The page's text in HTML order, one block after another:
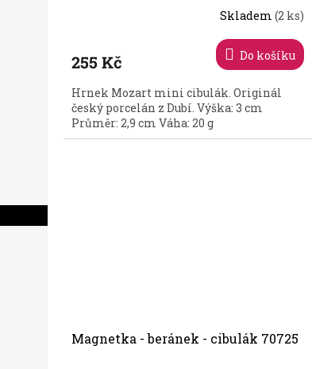
Skladem (2 ks)
255 Kč Do košíku
Hrnek Mozart mini cibulák. Originál
český porcelán z Dubí. Výška: 3 cm
Průměr: 2,9 cm Váha: 20 g
Magnetka - beránek - cibulák 70725